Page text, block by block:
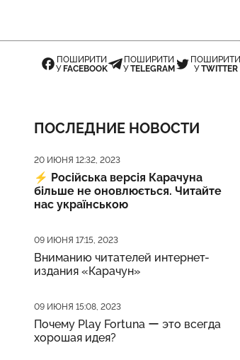
ПОШИРИТИ
У FACEBOOK
ПОШИРИТИ
УTELEGRAM
ПОШИРИТИ
УTWITTER
ПОСЛЕДНИЕ НОВОСТИ
Дата публикации
20 ИЮНЯ 12:32, 2023
⚡️ Російська версія Карачуна
більше не оновлюється. Читайте
нас українською
Дата публикации
09 ИЮНЯ 17:15, 2023
Вниманию читателей интернет-
издания «Карачун»
Дата публикации
09 ИЮНЯ 15:08, 2023
Почему Play Fortuna ー это всегда
хорошая идея?